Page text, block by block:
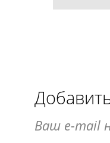
Ваш e-mail